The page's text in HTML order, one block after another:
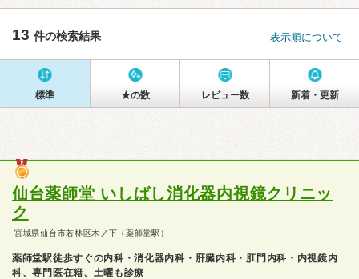
13 件の検索結果 表示順について
標準 ★の数 レビュー数 新着・更新
仙台薬師堂 いしばし消化器内視鏡クリニッ
ク
宮城県仙台市若林区木ノ下（薬師堂駅）
薬師堂駅徒歩すぐの内科・消化器内科・肝臓内科・肛門内科・内視鏡内
科、専門医在籍、土曜も診療